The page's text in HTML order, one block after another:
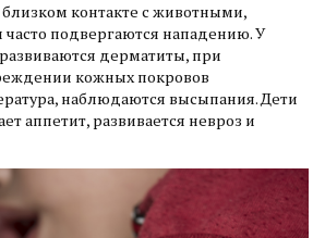
контакте с животными,
подвергаются нападению. У
дерматиты, при
кожных покровов
наблюдаются высыпания. Дети
аппетит, развивается невроз и